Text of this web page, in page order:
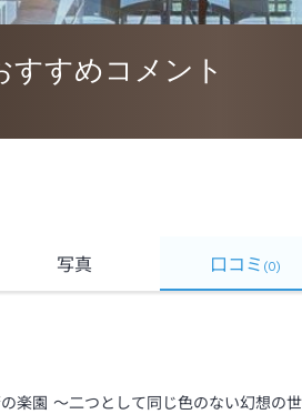
すめコメント
写真 口コミ (0)
楽園 ～二つとして同じ色のない幻想の